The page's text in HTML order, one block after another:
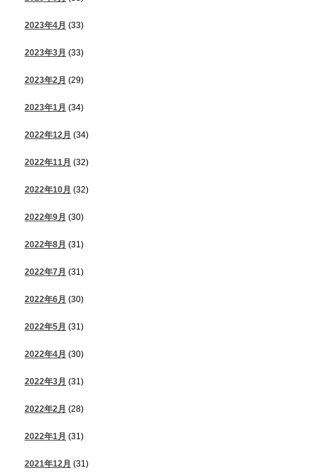
2023年4月 (33)
2023年3月 (33)
2023年2月 (29)
2023年1月 (34)
2022年12月 (34)
2022年11月 (32)
2022年10月 (32)
2022年9月 (30)
2022年8月 (31)
2022年7月 (31)
2022年6月 (30)
2022年5月 (31)
2022年4月 (30)
2022年3月 (31)
2022年2月 (28)
2022年1月 (31)
2021年12月 (31)